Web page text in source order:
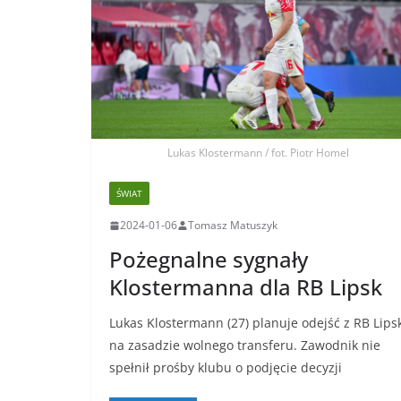
Lukas Klostermann / fot. Piotr Homel
ŚWIAT
2024-01-06 Tomasz Matuszyk
Pożegnalne sygnały
Klostermanna dla RB Lipsk
Lukas Klostermann (27) planuje odejść z RB
na zasadzie wolnego transferu. Zawodnik nie
spełnił prośby klubu o podjęcie decyzji